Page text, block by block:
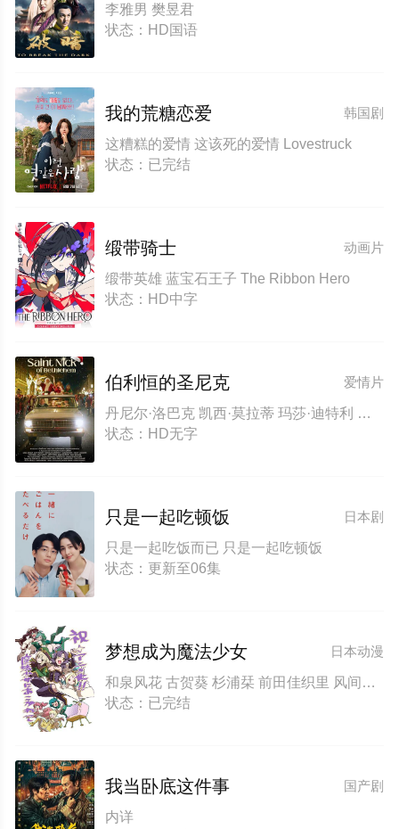
李雅男 樊昱君
状态：HD国语
韩国剧
我的荒糖恋爱
这糟糕的爱情 这该死的爱情 Lovestruck
状态：已完结
动画片
缎带骑士
缎带英雄 蓝宝石王子 The Ribbon Hero
状态：HD中字
爱情片
伯利恒的圣尼克
丹尼尔·洛巴克 凯西·莫拉蒂 玛莎·迪特利 杜恩·惠特克 蒂莫西·E.古德温 斯特里奥·萨万特 埃利亚斯·凯穆尔 Jennifer Porrata Bradford Haynes Kathy Patterson Alixx Schottland
状态：HD无字
日本剧
只是一起吃顿饭
只是一起吃饭而已 只是一起吃顿饭
状态：更新至06集
日本动漫
梦想成为魔法少女
和泉风花 古贺葵 杉浦栞 前田佳织里 风间万裕子 池田海咲 福圆美里 相坂优歌 津田美波 阿澄佳奈
状态：已完结
国产剧
我当卧底这件事
内详